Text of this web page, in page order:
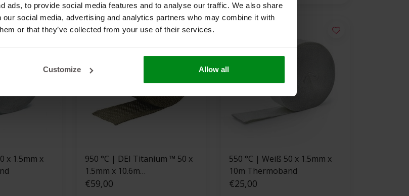
ads, to provide social media features and to analyse our traffic. We also share
social media, advertising and analytics partners who may combine it with
or that they’ve collected from your use of their services.
Customize Allow all
950 °C | DEI Titanium ™ 50 x
1.5mm x 10.6m
Hitzeschutzband Basaltfaser
€59,00
550 °C | Weiß 50 x 1.5mm x
10m Thermoband
€25,00